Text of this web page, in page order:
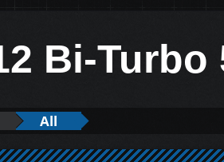
Bi-Turbo
All